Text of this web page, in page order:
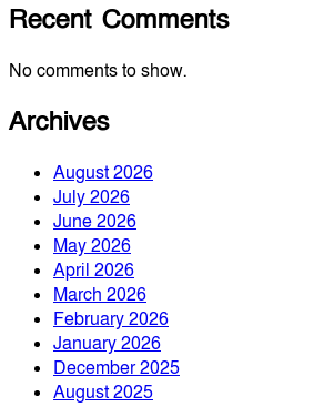
Recent Comments
No comments to show.
Archives
August 2026
July 2026
June 2026
May 2026
April 2026
March 2026
February 2026
January 2026
December 2025
August 2025